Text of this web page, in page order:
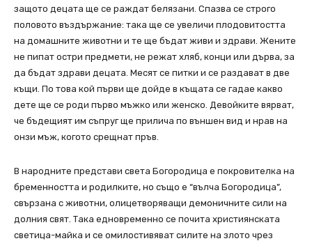
защото децата ще се раждат белязани. Спазва се строго
половото въздържание: така ще се увеличи плодовитостта
на домашните животни и те ще бъдат живи и здрави. Жените
не пипат остри предмети, не режат хляб, конци или дърва, за
да бъдат здрави децата. Месят се питки и се раздават в две
къщи. По това кой първи ще дойде в къщата се гадае какво
дете ще се роди първо мъжко или женско. Девойките вярват,
че бъдещият им съпруг ще прилича по външен вид и нрав на
онзи мъж, когото срещнат пръв.
В народните представи света Богородица е покровителка на
бременността и родилките, но също е “вълча Богородица”,
свързана с животни, олицетворяващи демоничните сили на
долния свят. Така едновременно се почита християнската
светица-майка и се омилостивяват силите на злото чрез